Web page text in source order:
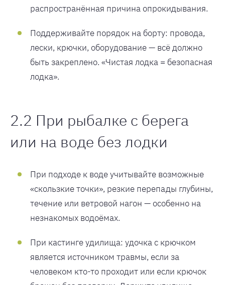
распространённая причина опрокидывания.
Поддерживайте порядок на борту: провода,
лески, крючки, оборудование — всё должно
быть закреплено. «Чистая лодка = безопасная
лодка».
2.2 При рыбалке с берега
или на воде без лодки
При подходе к воде учитывайте возможные
«скользкие точки», резкие перепады глубины,
течение или ветровой нагон — особенно на
незнакомых водоёмах.
При кастинге удилища: удочка с крючком
является источником травмы, если за
человеком кто-то проходит или если крючок